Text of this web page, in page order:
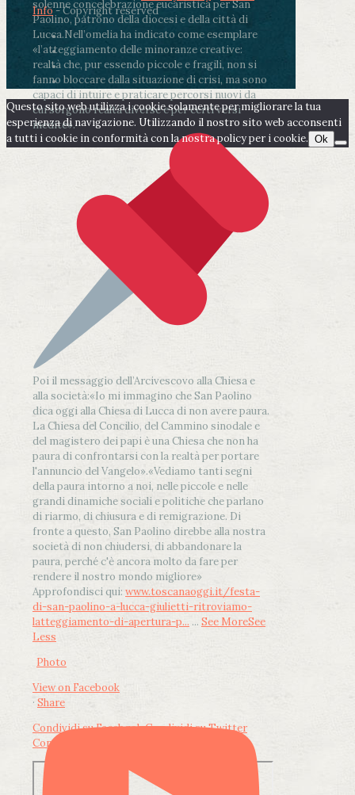
solenne concelebrazione eucaristica per San
Paolino, patrono della diocesi e della città di
Lucca.Nell’omelia ha indicato come esemplare
«l’atteggiamento delle minoranze creative:
realtà che, pur essendo piccole e fragili, non si
fanno bloccare dalla situazione di crisi, ma sono
capaci di intuire e praticare percorsi nuovi da
cui sorgono realtà diverse e per certi versi
inedite».
Poi il messaggio dell’Arcivescovo alla Chiesa e
alla società:«Io mi immagino che San Paolino
dica oggi alla Chiesa di Lucca di non avere paura.
La Chiesa del Concilio, del Cammino sinodale e
del magistero dei papi è una Chiesa che non ha
paura di confrontarsi con la realtà per portare
l'annuncio del Vangelo».«Vediamo tanti segni
della paura intorno a noi, nelle piccole e nelle
grandi dinamiche sociali e politiche che parlano
di riarmo, di chiusura e di remigrazione. Di
fronte a questo, San Paolino direbbe alla nostra
società di non chiudersi, di abbandonare la
paura, perché c'è ancora molto da fare per
rendere il nostro mondo migliore»
Approfondisci qui: www.toscanaoggi.it/festa-
di-san-paolino-a-lucca-giulietti-ritroviamo-
latteggiamento-di-apertura-p... ... See MoreSee
Less
Photo
View on Facebook
· Share
Condividi su FacebookCondividi su Twitter
Condividi su LinkedIn
Info- Copyright reserved
Questo sito web utilizza i cookie solamente per migliorare la tua
esperienza di navigazione. Utilizzando il nostro sito web acconsenti
a tutti i cookie in conformità con la nostra policy per i cookie. Ok